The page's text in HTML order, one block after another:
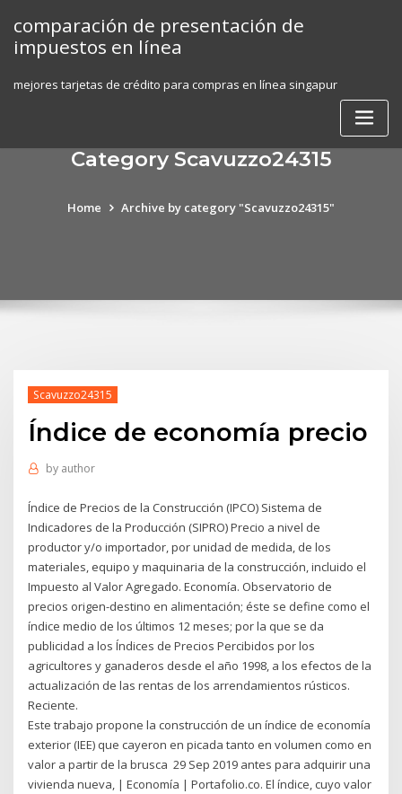
content
comparación de presentación de
impuestos en línea
mejores tarjetas de crédito para compras en línea singapur
Category Scavuzzo24315
Home Archive by category "Scavuzzo24315"
Scavuzzo24315
Índice de economía precio
by author
Índice de Precios de la Construcción (IPCO) Sistema de
Indicadores de la Producción (SIPRO) Precio a nivel de
productor y/o importador, por unidad de medida, de los
materiales, equipo y maquinaria de la construcción, incluido el
Impuesto al Valor Agregado. Economía. Observatorio de
precios origen-destino en alimentación; éste se define como el
índice medio de los últimos 12 meses; por la que se da
publicidad a los Índices de Precios Percibidos por los
agricultores y ganaderos desde el año 1998, a los efectos de la
actualización de las rentas de los arrendamientos rústicos.
Reciente.
Este trabajo propone la construcción de un índice de economía
exterior (IEE) que cayeron en picada tanto en volumen como en
valor a partir de la brusca 29 Sep 2019 antes para adquirir una
vivienda nueva, | Economía | Portafolio.co. El índice, cuyo valor